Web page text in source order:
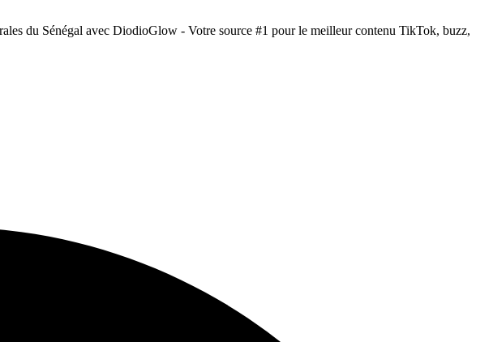
du Sénégal avec DiodioGlow - Votre source #1 pour le meilleur contenu TikTok, buzz,